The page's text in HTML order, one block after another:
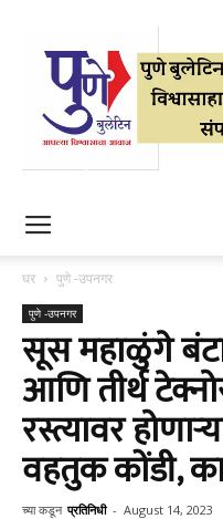
घर पुणे -उपनगर
पुणे -उपनगर
सूस महाळुंगे
आणि तीर्थ
रस्त्यावर
वहतुक कोंडी,
च्या कडून प्रतिनिधी - August 14, 2023